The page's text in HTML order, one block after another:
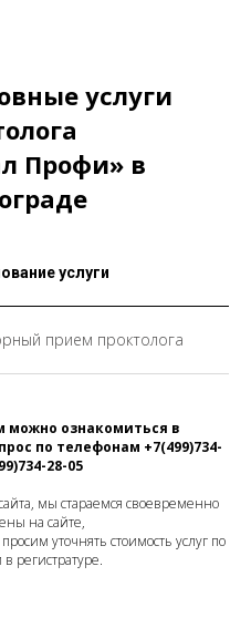
услуги
Профи» в
услуги
прием проктолога
можно ознакомиться в
по телефонам +7(499)734-
28-05
мы стараемся своевременно
на сайте,
уточнять стоимость услуг по
регистратуре.